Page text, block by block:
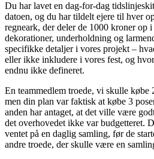
Du har lavet en dag-for-dag
datoen, og du har tildelt ejere til hver
regneark, der deler de 1000 kroner op
dekorationer, underholdning og
specifikke detaljer i vores projekt –
eller ikke inkludere i vores fest, og
endnu ikke defineret.
En teammedlem troede, vi skulle købe
men din plan var faktisk at købe 3
anden har antaget, at det ville være
det overhovedet ikke var budgetteret.
ventet på en daglig samling, før de
andre troede, der skulle være en